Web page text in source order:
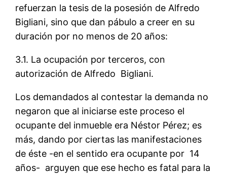
refuerzan la tesis de la posesión de Alfredo
Bigliani, sino que dan pábulo a creer en su
duración por no menos de 20 años:
3.1. La ocupación por terceros, con
autorización de Alfredo Bigliani.
Los demandados al contestar la demanda no
negaron que al iniciarse este proceso el
ocupante del inmueble era Néstor Pérez; es
más, dando por ciertas las manifestaciones
de éste -en el sentido era ocupante por 14
años- arguyen que ese hecho es fatal para la